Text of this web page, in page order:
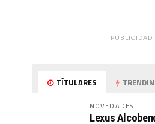
PUBLICIDAD
TÍTULARES
NOVEDADES
Lexus